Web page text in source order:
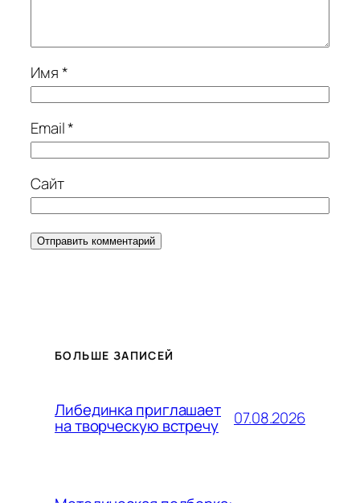
Имя*
Email*
Сайт
БОЛЬШЕ ЗАПИСЕЙ
Либединка приглашает
на творческую встречу 07.08.2026